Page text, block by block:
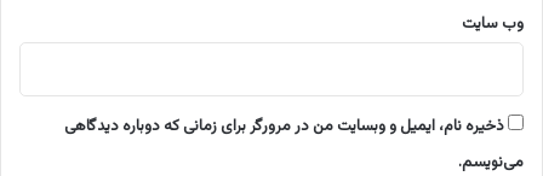
وب‌ سایت
ذخیره نام، ایمیل و وبسایت من در مرورگر برای زمانی که دوباره دیدگاهی
می‌نویسم.